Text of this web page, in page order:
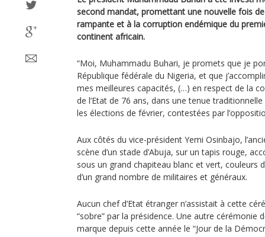
second mandat, promettant une nouvelle fois de
rampante et à la corruption endémique du
continent africain.
“Moi, Muhammadu Buhari, je promets que je
République fédérale du Nigeria, et que
mes meilleures capacités, (…) en respect de la
de l’Etat de 76 ans, dans une tenue
les élections de février, contestées par
Aux côtés du vice-président Yemi Osinbajo,
scène d’un stade d’Abuja, sur un tapis rouge,
sous un grand chapiteau blanc et vert, couleurs
d’un grand nombre de militaires et généraux.
Aucun chef d’Etat étranger n’assistait à cette
“sobre” par la présidence. Une autre cérémonie
marque depuis cette année le “Jour de la